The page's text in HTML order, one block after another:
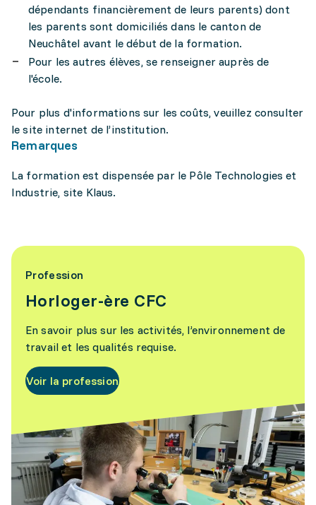
dépendants financièrement de leurs parents) dont
les parents sont domiciliés dans le canton de
Neuchâtel avant le début de la formation.
Pour les autres élèves, se renseigner auprès de
l'école.
Pour plus d'informations sur les coûts, veuillez consulter
le site internet de l’institution.
Remarques
La formation est dispensée par le Pôle Technologies et
Industrie, site Klaus.
Profession
Horloger-ère CFC
En savoir plus sur les activités, l’environnement de
travail et les qualités requise.
Voir la profession